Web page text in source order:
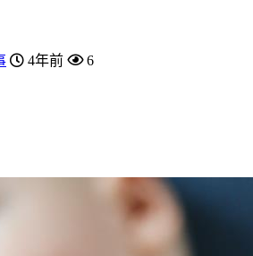
4年前 6